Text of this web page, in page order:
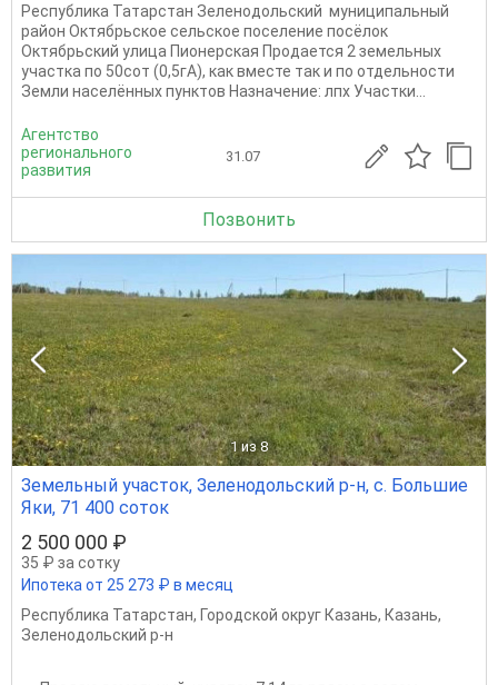
Республика Татарстан Зеленодольский муниципальный
район Октябрьское сельское поселение посёлок
Октябрьский улица Пионерская Продается 2 земельных
участка по 50сот (0,5гА), как вместе так и по отдельности
Земли населённых пунктов Назначение: лпх Участки...
Агентство
регионального
развития
31.07
Позвонить
1 из 8
Земельный участок, Зеленодольский р-н, с. Большие
Яки, 71 400 соток
2 500 000 ₽
35 ₽ за сотку
Ипотека от 25 273 ₽ в месяц
Республика Татарстан, Городской округ Казань, Казань,
Зеленодольский р-н